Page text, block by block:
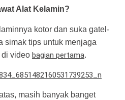
Alat Kelamin?
kotor dan suka gatel-
simak tips untuk menjaga
di video bagian pertama.
masih banyak banget